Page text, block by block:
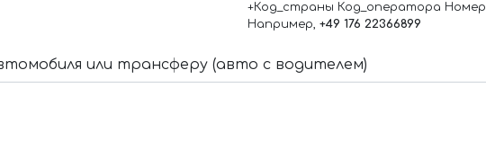
+Код_страны Код_оператора Номер
Например, +49 176 22366899
или трансферу (авто с водителем)